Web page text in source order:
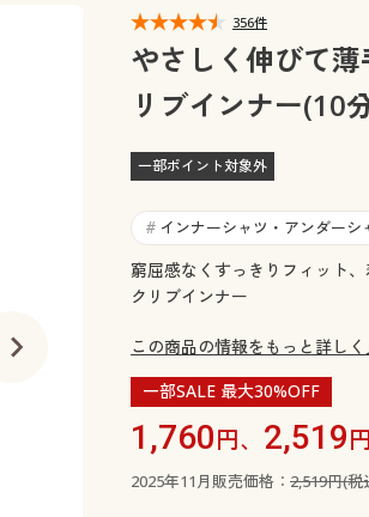
・ラグ・ファブリック
ジュニア・
356件
やさしく伸びて
リブインナー(10
一部ポイント対象外
# インナーシャツ・アンダーシ
窮屈感なくすっきりフィット
クリブインナー
この商品の情報をもっと詳しく
一部SALE 最大30%OFF
1,760円、 2,519円
2025年11月販売価格： 2,519円(税